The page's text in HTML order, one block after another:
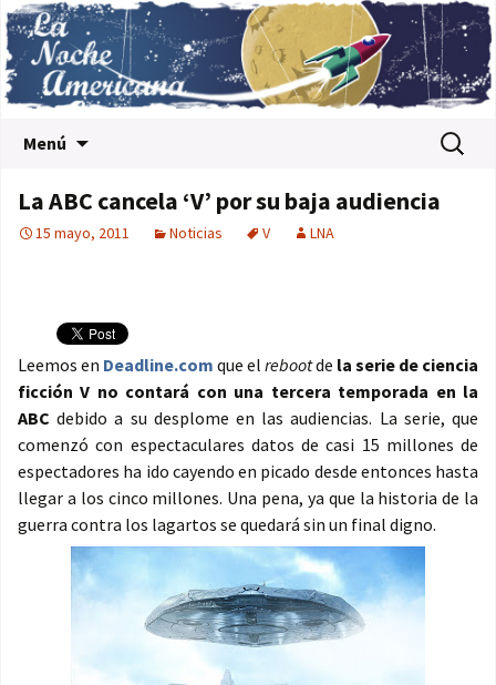
Menú Buscar:
La ABC cancela ‘V’ por su baja audiencia
15 mayo, 2011 Noticias V LNA
Leemos en Deadline.com que el rebootde la serie de ciencia
ficción V no contará con una tercera temporada en la
ABC debido a su desplome en las audiencias. La serie, que
comenzó con espectaculares datos de casi 15 millones de
espectadores ha ido cayendo en picado desde entonces hasta
llegar a los cinco millones. Una pena, ya que la historia de la
guerra contra los lagartos se quedará sin un final digno.